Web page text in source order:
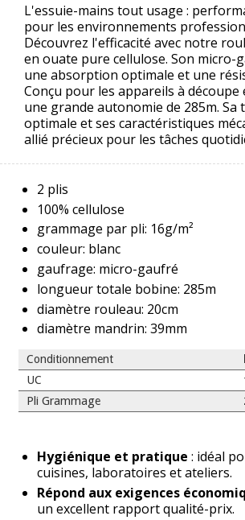
L'essuie-mains tout usage :
pour les environnements
Découvrez l'efficacité avec notre
en ouate pure cellulose. Son micro-
une absorption optimale et une
Conçu pour les appareils à
une grande autonomie de 285m. Sa
optimale et ses caractéristiques
allié précieux pour les tâches
2 plis
100% cellulose
grammage par pli: 16g/m²
couleur: blanc
gaufrage: micro-gaufré
longueur totale bobine: 285m
diamètre rouleau: 20cm
diamètre mandrin: 39mm
Conditionnement
UC
Pli Grammage
Hygiénique et pratique : idéal
cuisines, laboratoires et ateliers.
Répond aux exigences
un excellent rapport qualité-prix.